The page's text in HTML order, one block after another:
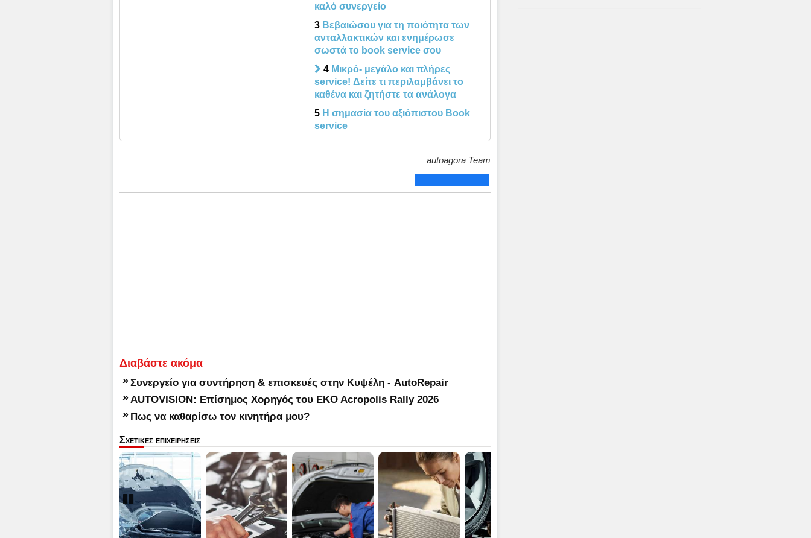
καλό συνεργείο
3 Βεβαιώσου για τη ποιότητα των
ανταλλακτικών και ενημέρωσε
σωστά το book service σου
4 Μικρό- μεγάλο και πλήρες
service! Δείτε τι περιλαμβάνει το
καθένα και ζητήστε τα ανάλογα
5 H σημασία του αξιόπιστου Book
service
autoagora Team
Διαβάστε ακόμα
» Συνεργείο για συντήρηση & επισκευές στην Κυψέλη - AutoRepair
» AUTOVISION: Επίσημος Χορηγός του EKO Acropolis Rally 2026
» Πως να καθαρίσω τον κινητήρα μου?
Σχετικες επιχειρησεις
Pause